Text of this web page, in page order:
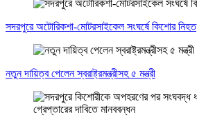
সদরপুরে অটোরিকশা-মোটরসাইকেল সংঘর্ষে কিশোর নিহত
নতুন দায়িত্ব পেলেন স্বরাষ্ট্রমন্ত্রীসহ ৫ মন্ত্রী